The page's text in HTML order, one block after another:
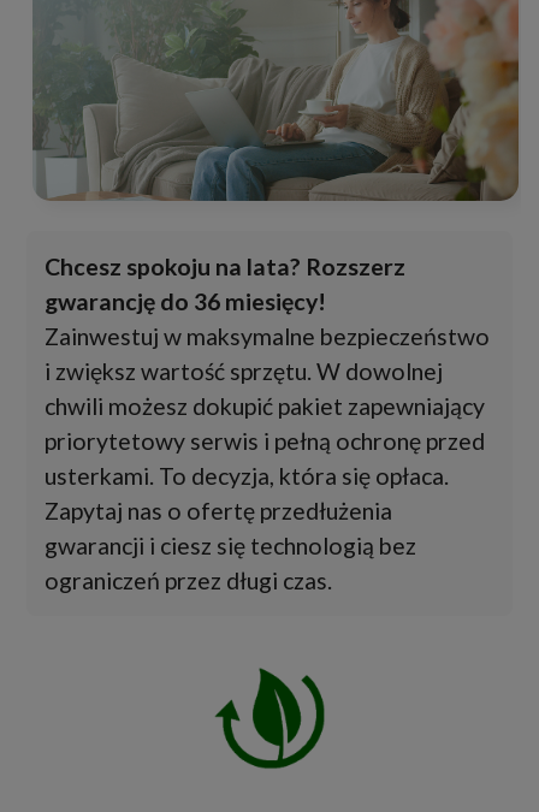
Chcesz spokoju na lata? Rozszerz
gwarancję do 36 miesięcy!
Zainwestuj w maksymalne bezpieczeństwo
i zwiększ wartość sprzętu. W dowolnej
chwili możesz dokupić pakiet zapewniający
priorytetowy serwis i pełną ochronę przed
usterkami. To decyzja, która się opłaca.
Zapytaj nas o ofertę przedłużenia
gwarancji i ciesz się technologią bez
ograniczeń przez długi czas.